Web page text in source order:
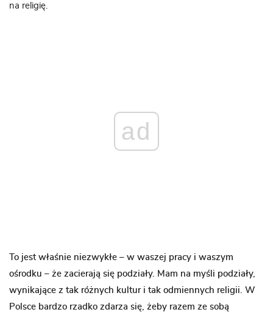
na religię.
ad
To jest właśnie niezwykłe – w waszej pracy i waszym
ośrodku – że zacierają się podziały. Mam na myśli podziały,
wynikające z tak różnych kultur i tak odmiennych religii. W
Polsce bardzo rzadko zdarza się, żeby razem ze sobą